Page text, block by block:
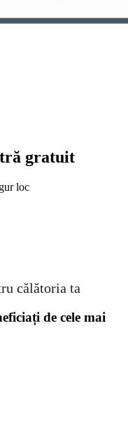
gratuit
loc
călătoria ta
de cele mai